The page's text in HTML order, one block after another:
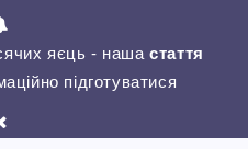
яєць - нашастаття
підготуватися